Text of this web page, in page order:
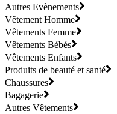
Autres Evènements
Vêtement Homme
Vêtements Femme
Vêtements Bébés
Vêtements Enfants
Produits de beauté et santé
Chaussures
Bagagerie
Autres Vêtements